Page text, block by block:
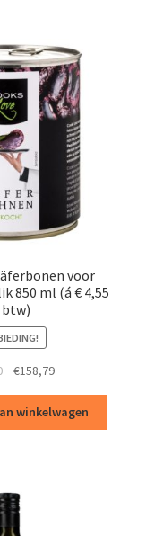
voor
850 ml (á € 4,55
btw)
Oorspronkelijke
was:
€179,00.
€158,79Huidige
is:
€158,79.
winkelwagen